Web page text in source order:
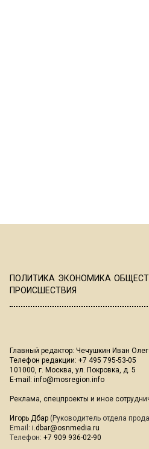
ПОЛИТИКА ЭКОНОМИКА
ПРОИСШЕСТВИЯ
Главный редактор: Чечушкин Иван
Телефон редакции: +7 495 795-53-05
101000, г. Москва, ул. Покровка, д. 5
E-mail: info@mosregion.info
Реклама, спецпроекты и иное
Игорь Дбар (Руководитель отдела
Email: i.dbar@osnmedia.ru
Телефон: +7 909 936-02-90